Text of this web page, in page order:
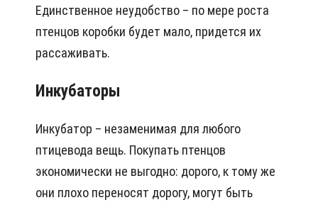
Единственное неудобство – по мере роста
птенцов коробки будет мало, придется их
рассаживать.
Инкубаторы
Инкубатор – незаменимая для любого
птицевода вещь. Покупать птенцов
экономически не выгодно: дорого, к тому же
они плохо переносят дорогу, могут быть